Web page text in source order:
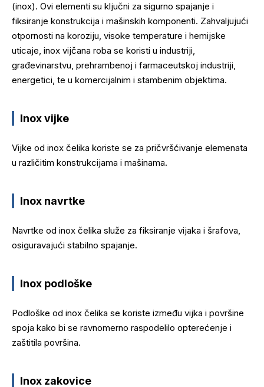
(inox). Ovi elementi su ključni za sigurno spajanje i
fiksiranje konstrukcija i mašinskih komponenti. Zahvaljujući
otpornosti na koroziju, visoke temperature i hemijske
uticaje, inox vijčana roba se koristi u industriji,
građevinarstvu, prehrambenoj i farmaceutskoj industriji,
energetici, te u komercijalnim i stambenim objektima.
Inox vijke
Vijke od inox čelika koriste se za pričvršćivanje elemenata
u različitim konstrukcijama i mašinama.
Inox navrtke
Navrtke od inox čelika služe za fiksiranje vijaka i šrafova,
osiguravajući stabilno spajanje.
Inox podloške
Podloške od inox čelika se koriste između vijka i površine
spoja kako bi se ravnomerno raspodelilo opterećenje i
zaštitila površina.
Inox zakovice